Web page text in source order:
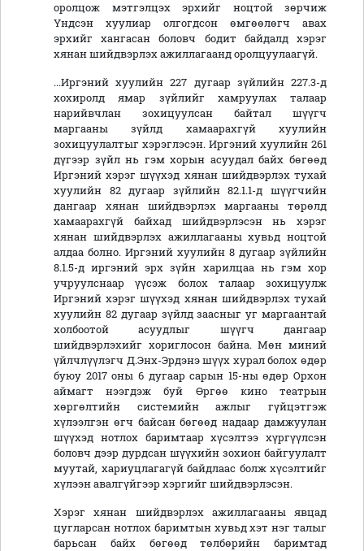
оролцож мэтгэлцэх эрхийг ноцтой зөрчиж
Үндсэн хуулиар олгогдсон өмгөөлөгч авах
эрхийг хангасан боловч бодит байдалд хэрэг
хянан шийдвэрлэх ажиллагаанд оролцуулаагүй.
...Иргэний хуулийн 227 дугаар зүйлийн 227.3-д
хохиролд ямар зүйлийг хамруулах талаар
нарийвчлан зохицуулсан байтал шүүгч
маргааны зүйлд хамаарахгүй хуулийн
зохицуулалтыг хэрэглэсэн. Иргэний хуулийн 261
дүгээр зүйл нь гэм хорын асуудал байх бөгөөд
Иргэний хэрэг шүүхэд хянан шийдвэрлэх тухай
хуулийн 82 дугаар зүйлийн 82.1.1-д шүүгчийн
дангаар хянан шийдвэрлэх маргааны төрөлд
хамаарахгүй байхад шийдвэрлэсэн нь хэрэг
хянан шийдвэрлэх ажиллагааны хувьд ноцтой
алдаа болно. Иргэний хуулийн 8 дугаар зүйлийн
8.1.5-д иргэний эрх зүйн харилцаа нь гэм хор
учруулснаар үүсэж болох талаар зохицуулж
Иргэний хэрэг шүүхэд хянан шийдвэрлэх тухай
хуулийн 82 дугаар зүйлд заасныг уг маргаантай
холбоотой асуудлыг шүүгч дангаар
шийдвэрлэхийг хориглосон байна. Мөн миний
үйлчлүүлэгч Д.Энх-Эрдэнэ шүүх хурал болох өдөр
буюу 2017 оны 6 дугаар сарын 15-ны өдөр Орхон
аймагт нээгдэж буй Өргөө кино театрын
хөргөлтийн системийн ажлыг гүйцэтгэж
хүлээлгэн өгч байсан бөгөөд надаар дамжуулан
шүүхэд нотлох баримтаар хүсэлтээ хүргүүлсэн
боловч дээр дурдсан шүүхийн зохион байгуулалт
муутай, хариуцлагагүй байдлаас болж хүсэлтийг
хүлээн авалгүйгээр хэргийг шийдвэрлэсэн.
Хэрэг хянан шийдвэрлэх ажиллагааны явцад
цугларсан нотлох баримтын хувьд хэт нэг талыг
барьсан байх бөгөөд төлбөрийн баримтад